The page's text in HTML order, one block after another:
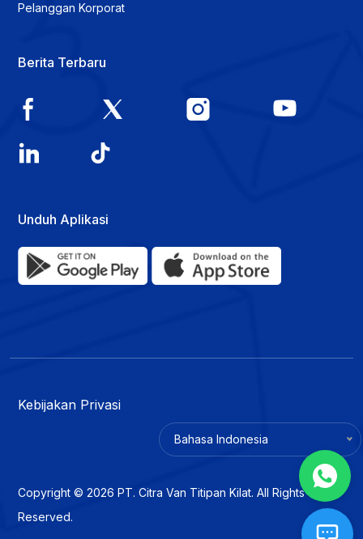
Pelanggan Korporat
Berita Terbaru
Unduh Aplikasi
Kebijakan Privasi
Bahasa Indonesia
Copyright © 2026 PT. Citra Van Titipan Kilat. All Rights
Reserved.